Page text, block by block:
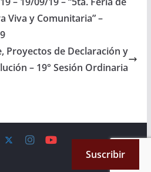
Viva y Comunitaria” –
Proyectos de Declaración y
– 19° Sesión Ordinaria
. All rights reserved.
Powered byWordPress.
Suscribir